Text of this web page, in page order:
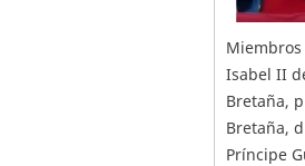
Isabel II
Bretaña,
Bretaña,
Príncipe